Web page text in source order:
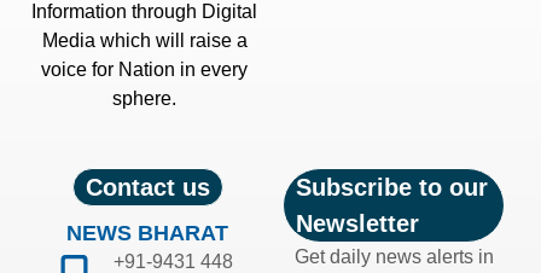
Information through Digital
Media which will raise a
voice for Nation in every
sphere.
Contact us
NEWS BHARAT
+91-9431 448
Subscribe to our
Newsletter
Get daily news alerts in